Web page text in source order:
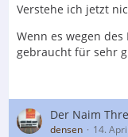
Verstehe ich jetzt
Wenn es wegen
gebraucht für sehr
Der Naim
densen 14.